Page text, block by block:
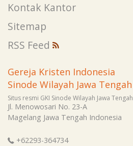
Kontak Kantor
Sitemap
RSS Feed
Gereja Kristen Indonesia
Sinode Wilayah Jawa Tengah
Situs resmi GKI Sinode Wilayah Jawa Tengah
Jl. Menowosari No. 23-A
Magelang Jawa Tengah Indonesia
+62293-364734